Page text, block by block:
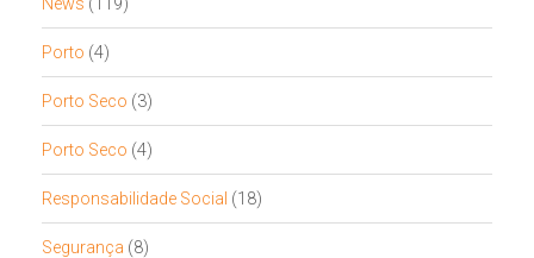
Porto (4)
Porto Seco (3)
Porto Seco (4)
Responsabilidade Social (18)
Segurança (8)